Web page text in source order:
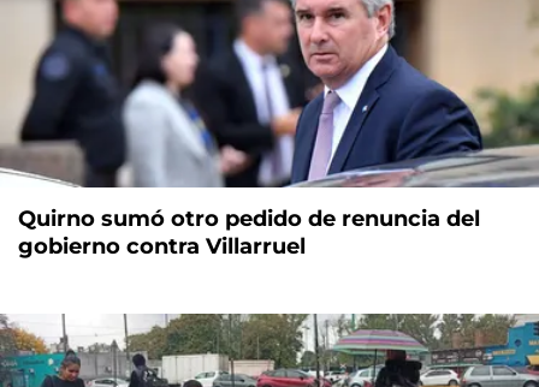
Quirno sumó otro pedido de renuncia del
gobierno contra Villarruel